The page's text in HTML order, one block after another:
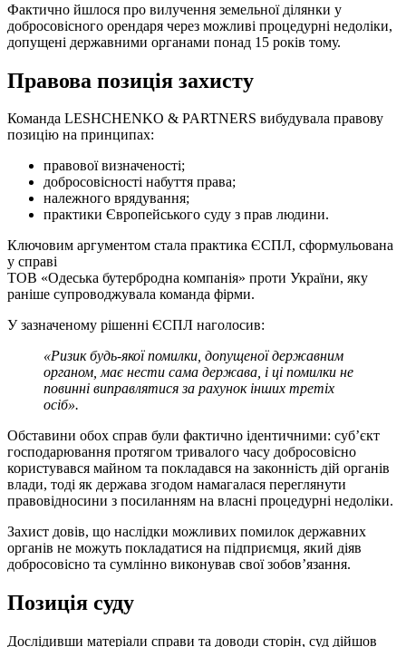
Фактично йшлося про вилучення земельної ділянки у
добросовісного орендаря через можливі процедурні недоліки,
допущені державними органами понад 15 років тому.
Правова позиція захисту
Команда LESHCHENKO & PARTNERS вибудувала правову
позицію на принципах:
правової визначеності;
добросовісності набуття права;
належного врядування;
практики Європейського суду з прав людини.
Ключовим аргументом стала практика ЄСПЛ, сформульована
у справі
ТОВ «Одеська бутербродна компанія» проти України, яку
раніше супроводжувала команда фірми.
У зазначеному рішенні ЄСПЛ наголосив:
«Ризик будь-якої помилки, допущеної державним
органом, має нести сама держава, і ці помилки не
повинні виправлятися за рахунок інших третіх
осіб».
Обставини обох справ були фактично ідентичними: суб’єкт
господарювання протягом тривалого часу добросовісно
користувався майном та покладався на законність дій органів
влади, тоді як держава згодом намагалася переглянути
правовідносини з посиланням на власні процедурні недоліки.
Захист довів, що наслідки можливих помилок державних
органів не можуть покладатися на підприємця, який діяв
добросовісно та сумлінно виконував свої зобов’язання.
Позиція суду
Дослідивши матеріали справи та доводи сторін, суд дійшов